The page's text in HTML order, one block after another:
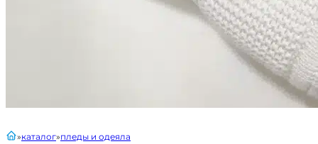
главнаякаталог пледы и одеяла